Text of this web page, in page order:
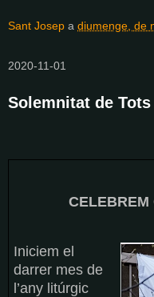
Sant Josep a diumenge, de
2020-11-01
Solemnitat de
CELEBREM
Iniciem el
darrer mes de
l’any litúrgic